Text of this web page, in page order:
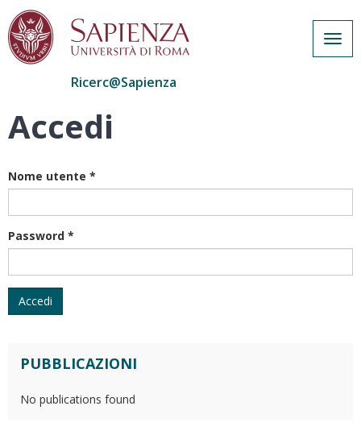
Salta
Ricerc@Sapienza
Accedi
Nome utente *
Password *
Accedi
PUBBLICAZIONI
No publications found